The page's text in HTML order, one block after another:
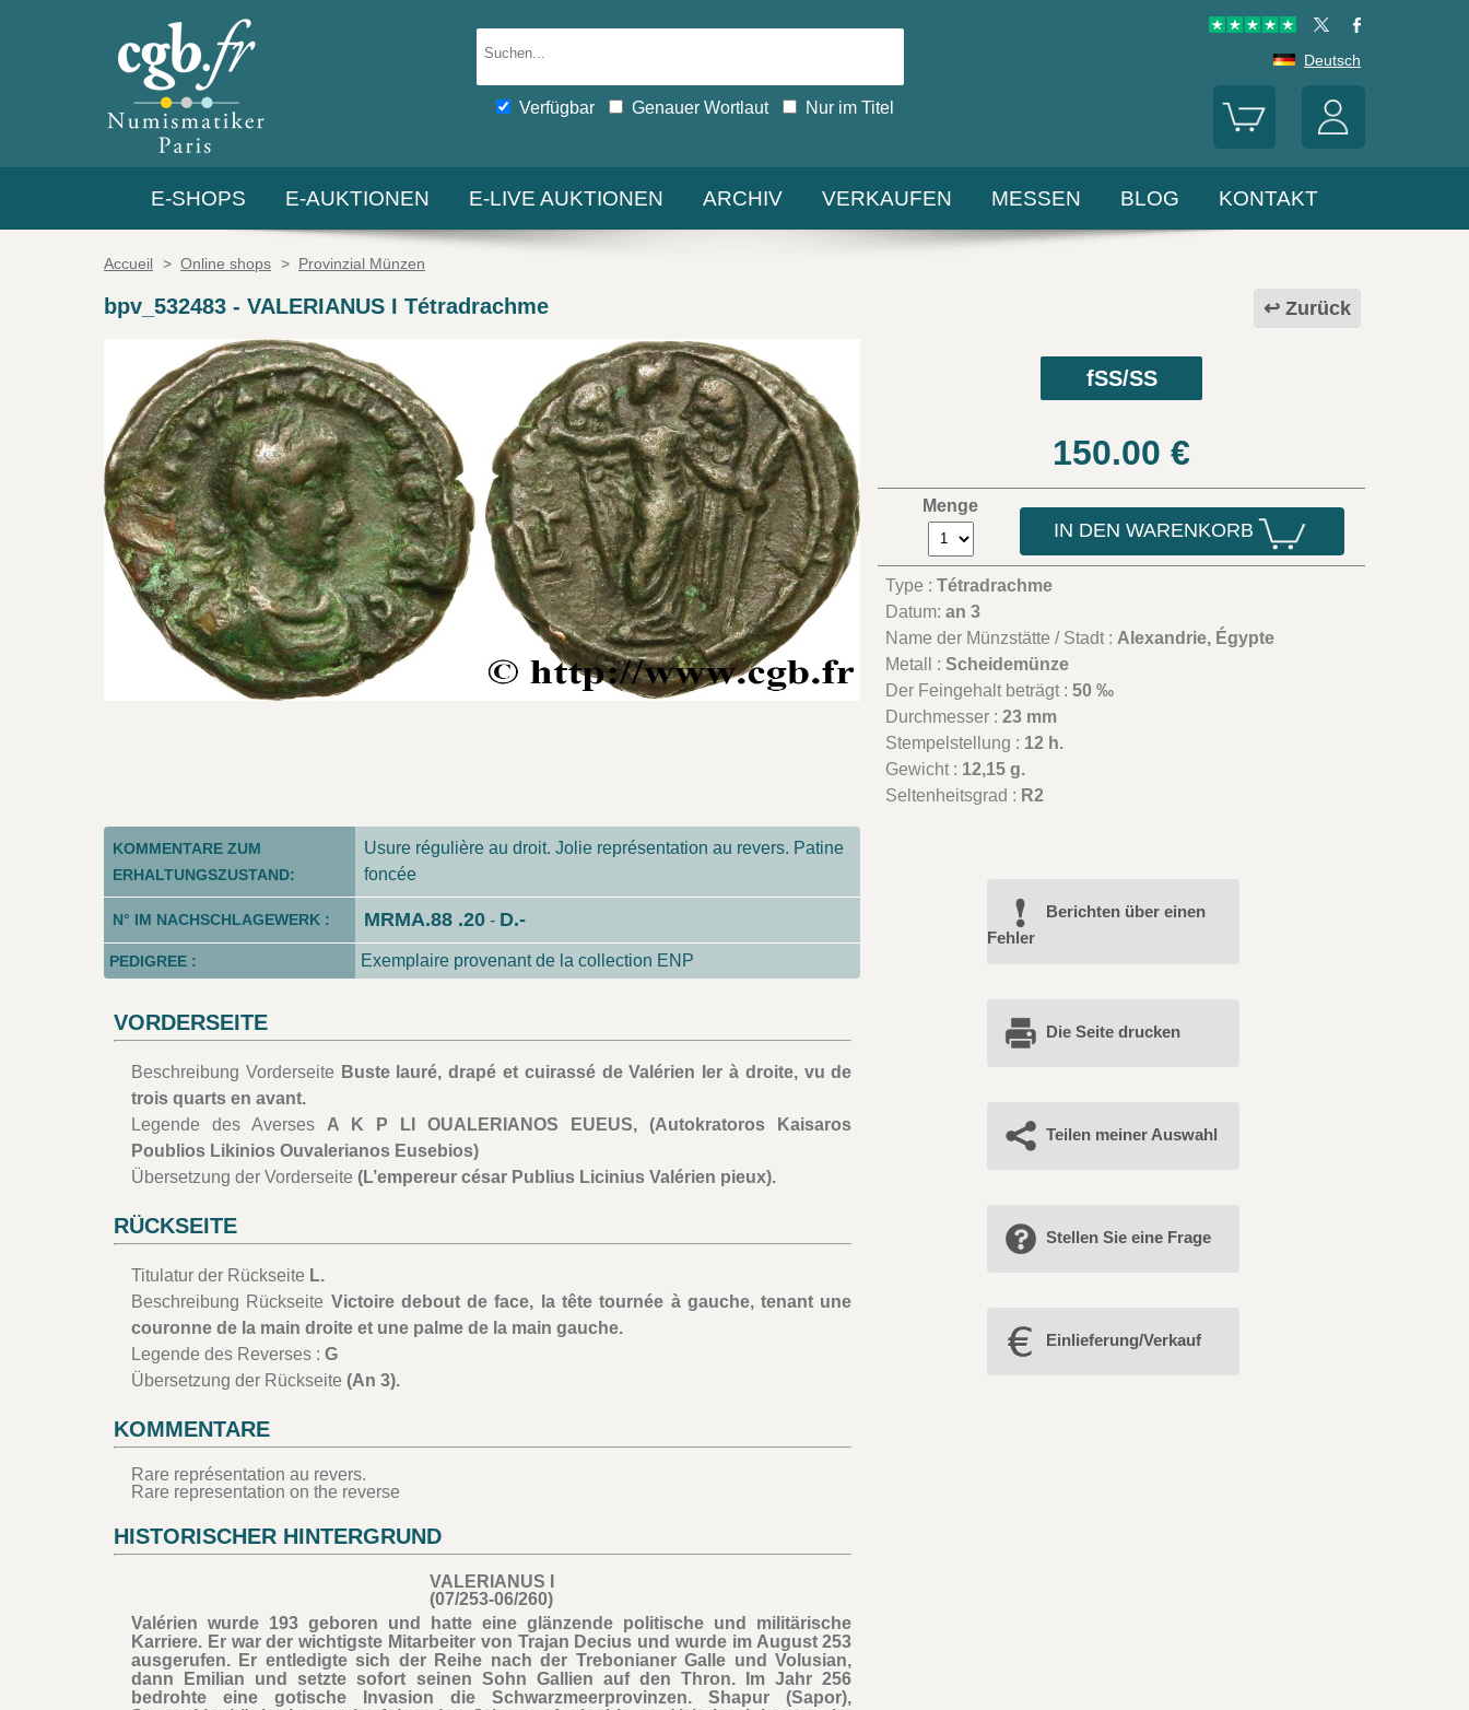
Verfügbar Genauer Wortlaut Nur im Titel
Deutsch
E-SHOPS E-AUKTIONEN E-LIVE AUKTIONEN ARCHIV VERKAUFEN MESSEN BLOG KONTAKT
Accueil > Online shops > Provinzial Münzen
Zurück
bpv_532483 - VALERIANUS I Tétradrachme
fSS/SS
150.00 €
Menge
IN DEN WARENKORB
Type :Tétradrachme
Datum:an 3
Name der Münzstätte / Stadt : Alexandrie, Égypte
Metall :Scheidemünze
Der Feingehalt beträgt :50 ‰
Durchmesser :23 mm
Stempelstellung : 12 h.
Gewicht : 12,15 g.
Seltenheitsgrad : R2
KOMMENTARE ZUM
ERHALTUNGSZUSTAND:
Usure régulière au droit. Jolie représentation au revers. Patine
foncée
N° IM NACHSCHLAGEWERK : MRMA.88 .20 - D.-
PEDIGREE : Exemplaire provenant de la collection ENP
VORDERSEITE
Beschreibung Vorderseite Buste lauré, drapé et cuirassé de Valérien Ier à droite, vu de
trois quarts en avant.
Legende des Averses A K P LI OUALERIANOS EUEUS, (Autokratoros Kaisaros
Poublios Likinios Ouvalerianos Eusebios)
Übersetzung der Vorderseite (L’empereur césar Publius Licinius Valérien pieux).
RÜCKSEITE
Titulatur der Rückseite L.
Beschreibung Rückseite Victoire debout de face, la tête tournée à gauche, tenant une
couronne de la main droite et une palme de la main gauche.
Legende des Reverses : G
Übersetzung der Rückseite (An 3).
KOMMENTARE
Rare représentation au revers.
Rare representation on the reverse
HISTORISCHER HINTERGRUND
VALERIANUS I
(07/253-06/260)
Valérien wurde 193 geboren und hatte eine glänzende politische und militärische
Karriere. Er war der wichtigste Mitarbeiter von Trajan Decius und wurde im August 253
ausgerufen. Er entledigte sich der Reihe nach der Trebonianer Galle und Volusian,
dann Emilian und setzte sofort seinen Sohn Gallien auf den Thron. Im Jahr 256
bedrohte eine gotische Invasion die Schwarzmeerprovinzen. Shapur (Sapor),
Berichten über einen
Fehler
Die Seite drucken
Teilen meiner Auswahl
Stellen Sie eine Frage
Einlieferung/Verkauf